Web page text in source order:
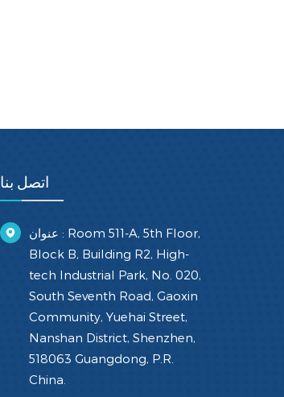
اتصل بنا
عنوان : Room 511-A, 5th Floor,
Block B, Building R2, High-
tech Industrial Park, No. 020,
South Seventh Road, Gaoxin
Community, Yuehai Street,
Nanshan District, Shenzhen,
518063 Guangdong, P.R.
China.